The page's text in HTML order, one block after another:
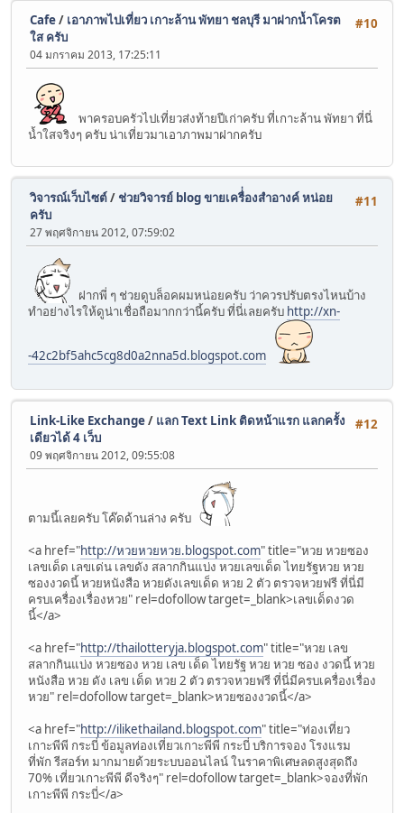
#10
Cafe/ เอาภาพไปเที่ยว เกาะล้าน พัทยา ชลบุรี มาฝากน้ำโครต
ใส ครับ
04 มกราคม 2013, 17:25:11
พาครอบครัวไปเที่ยวส่งท้ายปีเก่าครับ ที่เกาะล้าน พัทยา ที่นี่
น้ำใสจริงๆ ครับ น่าเที่ยวมาเอาภาพมาฝากครับ
#11
วิจารณ์เว็บไซต์/ ช่วยวิจารย์ blog ขายเครื่่องสำอางค์ หน่อย
ครับ
27 พฤศจิกายน 2012, 07:59:02
ฝากพี่ ๆ ช่วยดูบล็อคผมหน่อยครับ ว่าควรปรับตรงไหนบ้าง
ทำอย่างไรให้ดูน่าเชื่อถือมากกว่านี้ครับ ที่นี่เลยครับ http://xn-
-42c2bf5ahc5cg8d0a2nna5d.blogspot.com
#12
Link-Like Exchange/ แลก Text Link ติดหน้าแรก แลกครั้ง
เดียวได้ 4 เว็บ
09 พฤศจิกายน 2012, 09:55:08
ตามนี้เลยครับ โค๊ดด้านล่าง ครับ
<a href="http://หวยหวยหวย.blogspot.com" title="หวย หวยซอง
เลขเด็ด เลขเด่น เลขดัง สลากกินแบ่ง หวยเลขเด็ด ไทยรัฐหวย หวย
ซองงวดนี้ หวยหนังสือ หวยดังเลขเด็ด หวย 2 ตัว ตรวจหวยฟรี ที่นี่มี
ครบเครื่องเรื่องหวย" rel=dofollow target=_blank>เลขเด็ดงวด
นี้</a>
<a href="http://thailotteryja.blogspot.com" title="หวย เลข
สลากกินแบ่ง หวยซอง หวย เลข เด็ด ไทยรัฐ หวย หวย ซอง งวดนี้ หวย
หนังสือ หวย ดัง เลข เด็ด หวย 2 ตัว ตรวจหวยฟรี ที่นี่มีครบเครื่องเรื่อง
หวย" rel=dofollow target=_blank>หวยซองงวดนี้</a>
<a href="http://ilikethailand.blogspot.com" title="ท่องเที่ยว
เกาะพีพี กระบี่ ข้อมูลท่องเที่ยวเกาะพีพี กระบี่ บริการจอง โรงแรม
ที่พัก รีสอร์ท มากมายด้วยระบบออนไลน์ ในราคาพิเศษลดสูงสุดถึง
70% เที่ยวเกาะพีพี ดีจริงๆ" rel=dofollow target=_blank>จองที่พัก
เกาะพีพี กระบี่</a>